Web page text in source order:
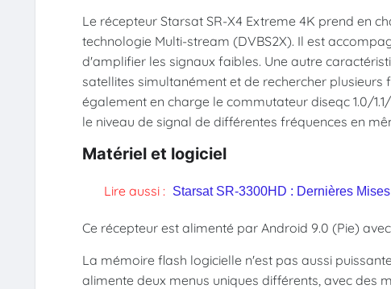
Le récepteur Starsat SR-X4 Extreme 4K prend en
technologie Multi-stream (DVBS2X). Il est
d'amplifier les signaux faibles. Une autre
satellites simultanément et de rechercher
également en charge le commutateur diseqc 1.0/
le niveau de signal de différentes fréquences en
Matériel et logiciel
Lire aussi : Starsat SR-3300HD : Dernières
Ce récepteur est alimenté par Android 9.0 (Pie)
La mémoire flash logicielle n'est pas aussi
alimente deux menus uniques différents, avec des